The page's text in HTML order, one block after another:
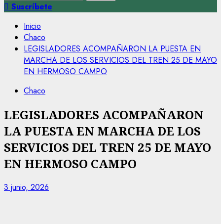
Suscríbete
Inicio
Chaco
LEGISLADORES ACOMPAÑARON LA PUESTA EN
MARCHA DE LOS SERVICIOS DEL TREN 25 DE MAYO
EN HERMOSO CAMPO
Chaco
LEGISLADORES ACOMPAÑARON
LA PUESTA EN MARCHA DE LOS
SERVICIOS DEL TREN 25 DE MAYO
EN HERMOSO CAMPO
3 junio, 2026